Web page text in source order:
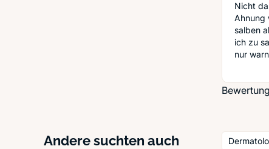
Nicht
Ahnung
salben
ich zu
nur
Andere suchten auch